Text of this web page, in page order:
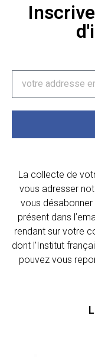
La collecte de
vous adresser
vous
présent dans
rendant sur votre
dont l’Institut
pouvez vous